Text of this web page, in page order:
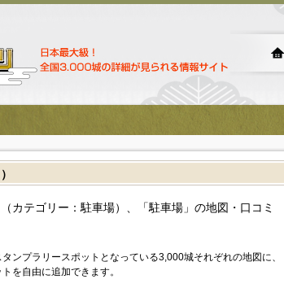
カテゴリー：駐車場）、「駐車場」の地図・口コミ
ンプラリースポットとなっている3,000城それぞれの地図に、
を自由に追加できます。